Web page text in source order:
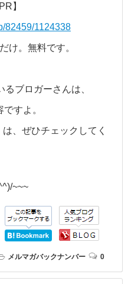
】
82459/1124338
け。無料です。
ブロガーさんは、
すよ。
、ぜひチェックしてく
~~~
メルマガバックナンバー 0